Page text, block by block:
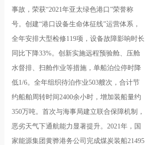
事故，荣获“2021年亚太绿色港口”荣誉称
号。创建“港口设备生命体征线”运营体系，
全年安排大型检修119项，设备故障影响时长
同比下降33%。创新实施远程预验舱、压舱
水督排、扫舱作业等措施，单船泊位停时降
低1/6。全年组织待泊作业503艘次，合计节
约船舶周转时间2400余小时，增加装船量约
350万吨。首次与海事局建立联合保障机制，
恶劣天气下通航能力显著提升。2021年，国
家能源集团黄骅港务公司完成煤炭装船21495